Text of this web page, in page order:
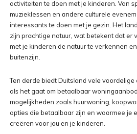
activiteiten te doen met je kinderen. Van
muzieklessen en andere culturele
interessants te doen met je gezin. Het
zijn prachtige natuur, wat betekent dat er
met je kinderen de natuur te verkennen
buitenzijn.
Ten derde biedt Duitsland vele
als het gaat om betaalbaar
mogelijkheden zoals huurwoning,
opties die betaalbaar zijn en waarmee je
creëren voor jou en je kinderen.